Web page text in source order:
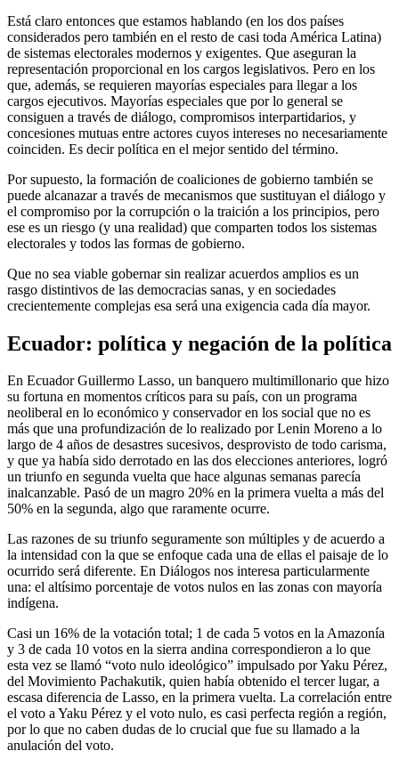
Está claro entonces que estamos hablando (en los dos países
considerados pero también en el resto de casi toda América Latina)
de sistemas electorales modernos y exigentes. Que aseguran la
representación proporcional en los cargos legislativos. Pero en los
que, además, se requieren mayorías especiales para llegar a los
cargos ejecutivos. Mayorías especiales que por lo general se
consiguen a través de diálogo, compromisos interpartidarios, y
concesiones mutuas entre actores cuyos intereses no necesariamente
coinciden. Es decir política en el mejor sentido del término.
Por supuesto, la formación de coaliciones de gobierno también se
puede alcanazar a través de mecanismos que sustituyan el diálogo y
el compromiso por la corrupción o la traición a los principios, pero
ese es un riesgo (y una realidad) que comparten todos los sistemas
electorales y todos las formas de gobierno.
Que no sea viable gobernar sin realizar acuerdos amplios es un
rasgo distintivos de las democracias sanas, y en sociedades
crecientemente complejas esa será una exigencia cada día mayor.
Ecuador: política y negación de la política
En Ecuador Guillermo Lasso, un banquero multimillonario que hizo
su fortuna en momentos críticos para su país, con un programa
neoliberal en lo económico y conservador en los social que no es
más que una profundización de lo realizado por Lenin Moreno a lo
largo de 4 años de desastres sucesivos, desprovisto de todo carisma,
y que ya había sido derrotado en las dos elecciones anteriores, logró
un triunfo en segunda vuelta que hace algunas semanas parecía
inalcanzable. Pasó de un magro 20% en la primera vuelta a más del
50% en la segunda, algo que raramente ocurre.
Las razones de su triunfo seguramente son múltiples y de acuerdo a
la intensidad con la que se enfoque cada una de ellas el paisaje de lo
ocurrido será diferente. En Diálogos nos interesa particularmente
una: el altísimo porcentaje de votos nulos en las zonas con mayoría
indígena.
Casi un 16% de la votación total; 1 de cada 5 votos en la Amazonía
y 3 de cada 10 votos en la sierra andina correspondieron a lo que
esta vez se llamó “voto nulo ideológico” impulsado por Yaku Pérez,
del Movimiento Pachakutik, quien había obtenido el tercer lugar, a
escasa diferencia de Lasso, en la primera vuelta. La correlación entre
el voto a Yaku Pérez y el voto nulo, es casi perfecta región a región,
por lo que no caben dudas de lo crucial que fue su llamado a la
anulación del voto.